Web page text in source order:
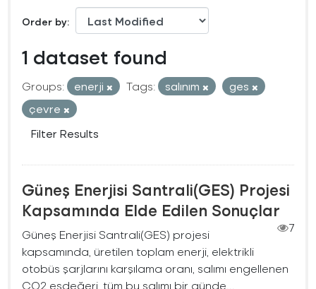
Order by
1 dataset found
Groups: enerji Tags: salınım
ges
çevre
Filter Results
Güneş Enerjisi Santrali(GES) Projesi
Kapsamında Elde Edilen Sonuçlar
7
Güneş Enerjisi Santrali(GES) projesi
kapsamında, üretilen toplam enerji, elektrikli
otobüs şarjlarını karşılama oranı, salımı engellenen
CO2 eşdeğeri, tüm bu salımı bir günde...